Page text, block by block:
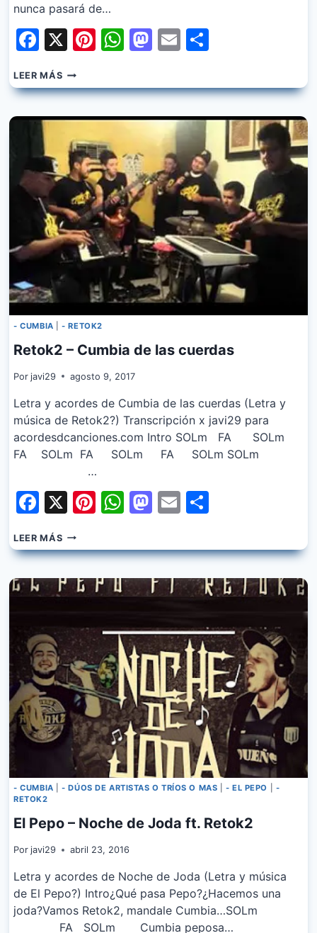
nunca pasará de…
Facebook
X Pinterest
WhatsApp
Mastodon
Email
LEER MÁSRETOK2
–
OYE
- CUMBIA |- RETOK2
Retok2 – Cumbia de las cuerdas
Por javi29 agosto 9, 2017
Letra y acordes de Cumbia de las cuerdas (Letra y
música de Retok2?) Transcripción x javi29 para
acordesdcanciones.com Intro SOLm FA SOLm
FA SOLm FA SOLm FA SOLm SOLm
…
Facebook
X Pinterest
WhatsApp
Mastodon
Email
LEER MÁSRETOK2
–
CUMBIA
LAS
- CUMBIA |- DÚOS DE ARTISTAS O TRÍOS O MAS - EL PEPO
-
RETOK2
El Pepo – Noche de Joda ft. Retok2
Por javi29 abril 23, 2016
Letra y acordes de Noche de Joda (Letra y música
de El Pepo?) Intro¿Qué pasa Pepo?¿Hacemos una
joda?Vamos Retok2, mandale Cumbia…SOLm
FA SOLm Cumbia peposa…